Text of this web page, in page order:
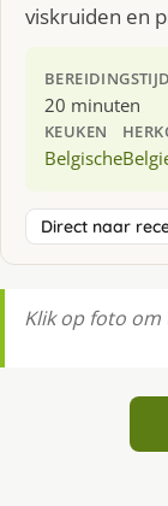
viskruiden en
20 minuten
KEUKEN
Belgische
Direct naar
Klik op foto